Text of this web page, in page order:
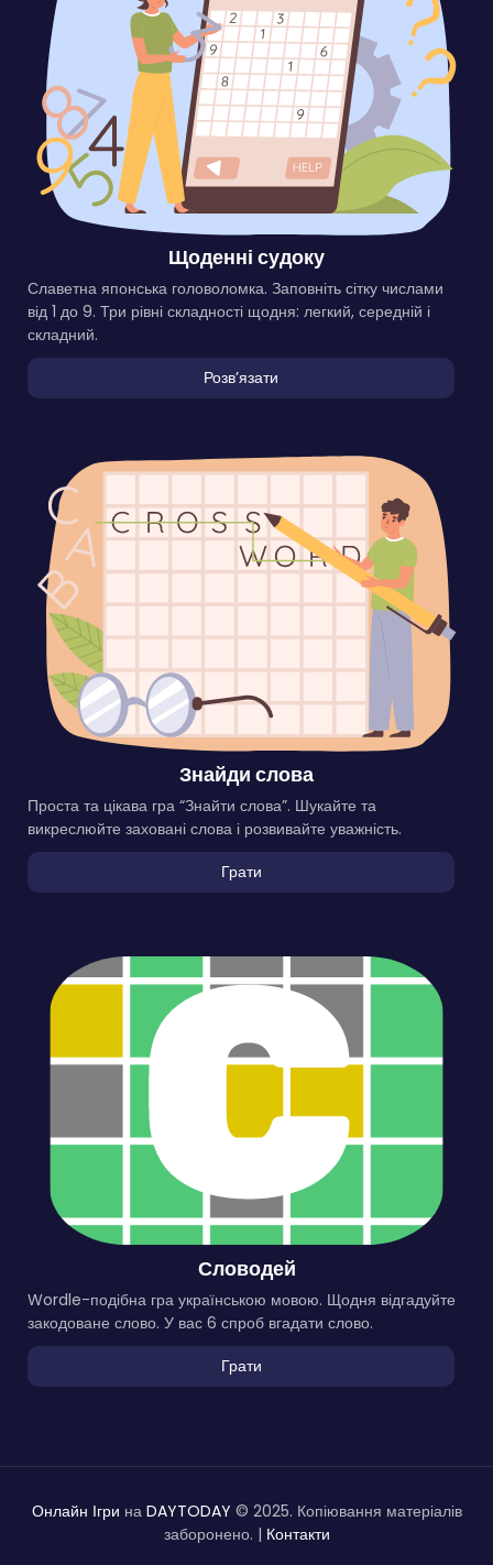
Щоденні судоку
Славетна японська головоломка. Заповніть сітку числами
від 1 до 9. Три рівні складності щодня: легкий, середній і
складний.
Розвʼязати
Знайди слова
Проста та цікава гра “Знайти слова”. Шукайте та
викреслюйте заховані слова і розвивайте уважність.
Грати
Словодей
Wordle-подібна гра українською мовою. Щодня відгадуйте
закодоване слово. У вас 6 спроб вгадати слово.
Грати
Онлайн Ігри на DAYTODAY © 2025. Копіювання матеріалів
заборонено. | Контакти